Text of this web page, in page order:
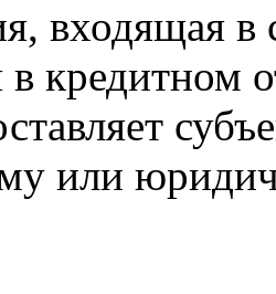
входящая в
в кредитном
или